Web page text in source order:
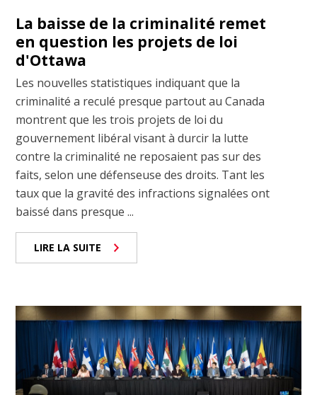
La baisse de la criminalité remet
en question les projets de loi
d'Ottawa
Les nouvelles statistiques indiquant que la
criminalité a reculé presque partout au Canada
montrent que les trois projets de loi du
gouvernement libéral visant à durcir la lutte
contre la criminalité ne reposaient pas sur des
faits, selon une défenseuse des droits. Tant les
taux que la gravité des infractions signalées ont
baissé dans presque ...
LIRE LA SUITE